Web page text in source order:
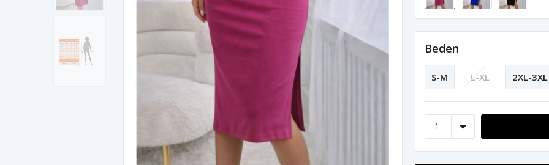
Beden
S-M L-XL 2XL-3XL